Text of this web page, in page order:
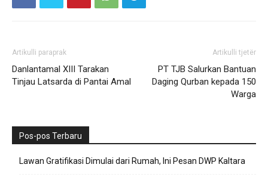
Artikulli paraprak
Danlantamal XIII Tarakan
Tinjau Latsarda di Pantai Amal
Artikulli tjetër
PT TJB Salurkan Bantuan
Daging Qurban kepada 150
Warga
Pos-pos Terbaru
Lawan Gratifikasi Dimulai dari Rumah, Ini Pesan DWP Kaltara